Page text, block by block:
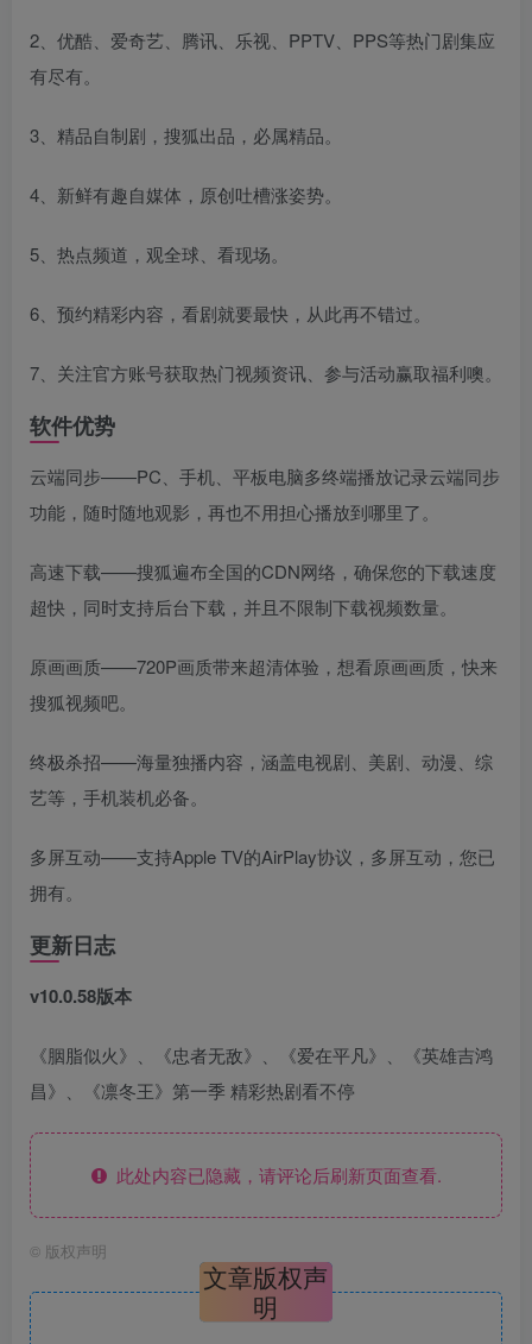
2、优酷、爱奇艺、腾讯、乐视、PPTV、PPS等热门剧集应
有尽有。
3、精品自制剧，搜狐出品，必属精品。
4、新鲜有趣自媒体，原创吐槽涨姿势。
5、热点频道，观全球、看现场。
6、预约精彩内容，看剧就要最快，从此再不错过。
7、关注官方账号获取热门视频资讯、参与活动赢取福利噢。
软件优势
云端同步——PC、手机、平板电脑多终端播放记录云端同步
功能，随时随地观影，再也不用担心播放到哪里了。
高速下载——搜狐遍布全国的CDN网络，确保您的下载速度
超快，同时支持后台下载，并且不限制下载视频数量。
原画画质——720P画质带来超清体验，想看原画画质，快来
搜狐视频吧。
终极杀招——海量独播内容，涵盖电视剧、美剧、动漫、综
艺等，手机装机必备。
多屏互动——支持Apple TV的AirPlay协议，多屏互动，您已
拥有。
更新日志
v10.0.58版本
《胭脂似火》、《忠者无敌》、《爱在平凡》、《英雄吉鸿
昌》、《凛冬王》第一季 精彩热剧看不停
此处内容已隐藏，请评论后刷新页面查看.
© 版权声明
文章版权声
明